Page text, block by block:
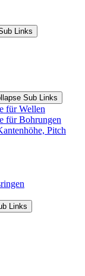
Links
Sub Links
für Wellen
für Bohrungen
Pitch
Links